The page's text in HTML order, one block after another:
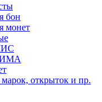
бон
монет
открыток и пр.